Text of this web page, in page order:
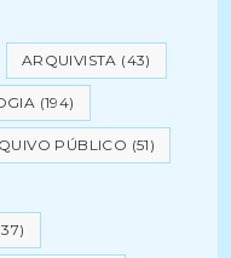
ARQUIVISTA (43)
(194)
PÚBLICO (51)